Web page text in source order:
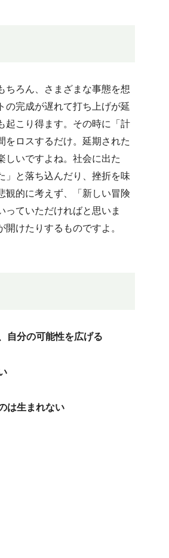
ちろん、さまざまな事態を想
の完成が遅れて打ち上げが延
起こり得ます。その時に「計
をロスするだけ。延期された
しいですよね。社会に出た
」と落ち込んだり、挫折を味
観的に考えず、「新しい冒険
っていただければと思いま
けたりするものですよ。
自分の可能性を広げる
は生まれない